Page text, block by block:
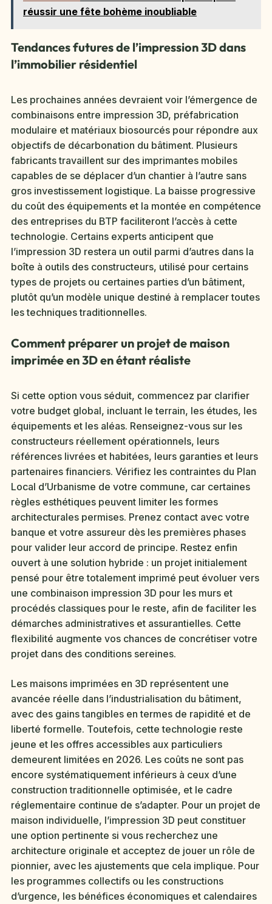
réussir une fête bohème inoubliable
Tendances futures de l’impression 3D dans
l’immobilier résidentiel
Les prochaines années devraient voir l’émergence de
combinaisons entre impression 3D, préfabrication
modulaire et matériaux biosourcés pour répondre aux
objectifs de décarbonation du bâtiment. Plusieurs
fabricants travaillent sur des imprimantes mobiles
capables de se déplacer d’un chantier à l’autre sans
gros investissement logistique. La baisse progressive
du coût des équipements et la montée en compétence
des entreprises du BTP faciliteront l’accès à cette
technologie. Certains experts anticipent que
l’impression 3D restera un outil parmi d’autres dans la
boîte à outils des constructeurs, utilisé pour certains
types de projets ou certaines parties d’un bâtiment,
plutôt qu’un modèle unique destiné à remplacer toutes
les techniques traditionnelles.
Comment préparer un projet de maison
imprimée en 3D en étant réaliste
Si cette option vous séduit, commencez par clarifier
votre budget global, incluant le terrain, les études, les
équipements et les aléas. Renseignez-vous sur les
constructeurs réellement opérationnels, leurs
références livrées et habitées, leurs garanties et leurs
partenaires financiers. Vérifiez les contraintes du Plan
Local d’Urbanisme de votre commune, car certaines
règles esthétiques peuvent limiter les formes
architecturales permises. Prenez contact avec votre
banque et votre assureur dès les premières phases
pour valider leur accord de principe. Restez enfin
ouvert à une solution hybride : un projet initialement
pensé pour être totalement imprimé peut évoluer vers
une combinaison impression 3D pour les murs et
procédés classiques pour le reste, afin de faciliter les
démarches administratives et assurantielles. Cette
flexibilité augmente vos chances de concrétiser votre
projet dans des conditions sereines.
Les maisons imprimées en 3D représentent une
avancée réelle dans l’industrialisation du bâtiment,
avec des gains tangibles en termes de rapidité et de
liberté formelle. Toutefois, cette technologie reste
jeune et les offres accessibles aux particuliers
demeurent limitées en 2026. Les coûts ne sont pas
encore systématiquement inférieurs à ceux d’une
construction traditionnelle optimisée, et le cadre
réglementaire continue de s’adapter. Pour un projet de
maison individuelle, l’impression 3D peut constituer
une option pertinente si vous recherchez une
architecture originale et acceptez de jouer un rôle de
pionnier, avec les ajustements que cela implique. Pour
les programmes collectifs ou les constructions
d’urgence, les bénéfices économiques et calendaires